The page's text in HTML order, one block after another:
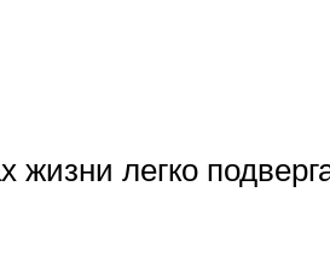
легко